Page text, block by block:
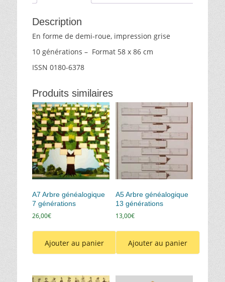
Description
En forme de demi-roue, impression grise
10 générations – Format 58 x 86 cm
ISSN 0180-6378
Produits similaires
A7 Arbre généalogique
7 générations
26,00€
Ajouter au panier
A5 Arbre généalogique
13 générations
13,00€
Ajouter au panier